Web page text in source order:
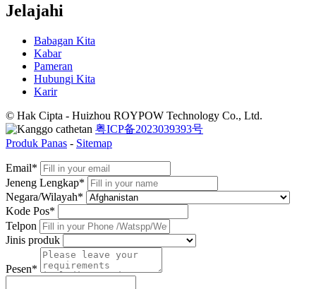
Jelajahi
Babagan Kita
Kabar
Pameran
Hubungi Kita
Karir
© Hak Cipta - Huizhou ROYPOW Technology Co., Ltd.
粤ICP备2023039393号
Produk Panas - Sitemap
Email*
Jeneng Lengkap*
Negara/Wilayah*
Kode Pos*
Telpon
Jinis produk
Pesen*